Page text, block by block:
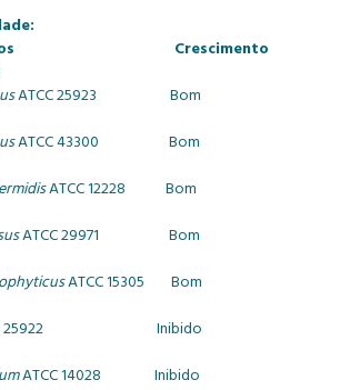
Crescimento
ATCC 25923 Bom
ATCC 43300 Bom
ATCC 12228 Bom
ATCC 29971
Bom
ATCC 15305 Bom
25922 Inibido
ATCC 14028 Inibido